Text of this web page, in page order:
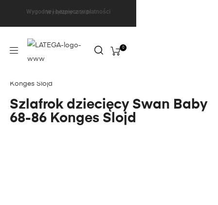
Wygodne i bezpieczne płatności
Wysyłamy w 24h
0
Konges Slojd
Szlafrok dziecięcy Swan Baby
68-86 Konges Slojd